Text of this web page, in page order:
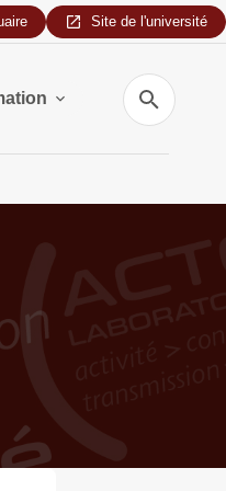
Site de l'université
Recherche